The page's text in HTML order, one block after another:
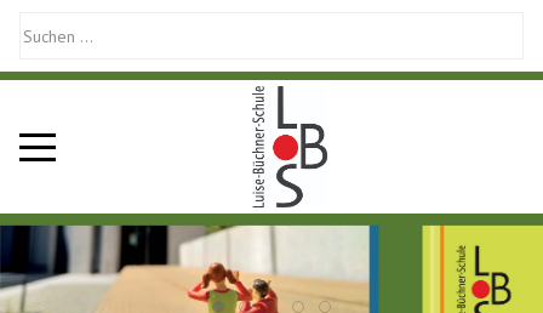
Mobile Menu Toggle